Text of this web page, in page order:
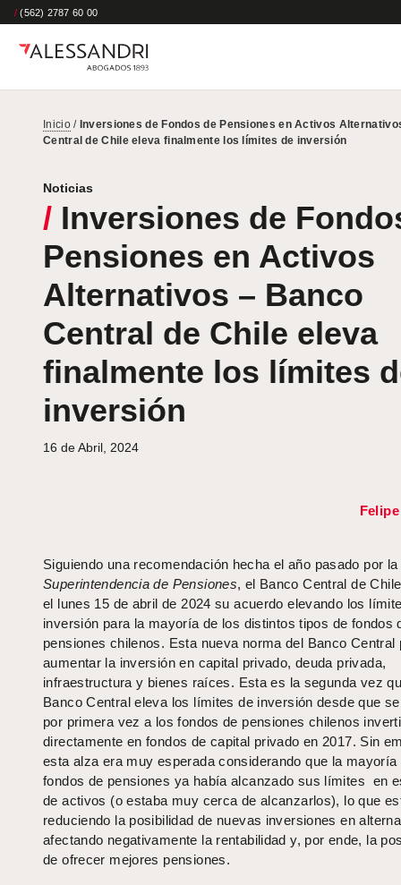
/ (562) 2787 60 00
Inicio/ Inversiones de Fondos de Pensiones en Activos
Central de Chile eleva finalmente los límites de inversión
Noticias
/ Inversiones de
Pensiones en Activos
Alternativos – Banco
Central de Chile eleva
finalmente los límites
inversión
16 de Abril, 2024
Siguiendo una recomendación hecha el año pasado por la
Superintendencia de Pensiones, el Banco Central de
el lunes 15 de abril de 2024 su acuerdo elevando los
inversión para la mayoría de los distintos tipos de fondos
pensiones chilenos. Esta nueva norma del Banco Central
aumentar la inversión en capital privado, deuda privada,
infraestructura y bienes raíces. Esta es la segunda vez
Banco Central eleva los límites de inversión desde que
por primera vez a los fondos de pensiones chilenos
directamente en fondos de capital privado en 2017. Sin
esta alza era muy esperada considerando que la mayoría
fondos de pensiones ya había alcanzado sus límites en
de activos (o estaba muy cerca de alcanzarlos), lo que
reduciendo la posibilidad de nuevas inversiones en
afectando negativamente la rentabilidad y, por ende, la
de ofrecer mejores pensiones.